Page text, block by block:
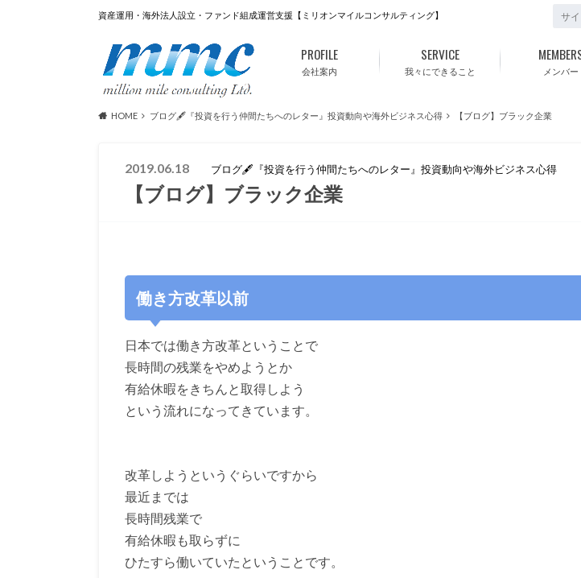
資産運用・海外法人設立・ファンド組成運営支援【ミリオンマイルコンサルティング】
会社案内
PROFILE
我々にできること
SERVICE
メンバー
HOME ブログ🖋『投資を行う仲間たちへのレター』投資動向や海外ビジネス心得 【ブログ】ブラック企業
2019.06.18 ブログ🖋『投資を行う仲間たちへのレター』投資動向や海外ビジネス心得
【ブログ】ブラック企業
働き方改革以前
日本では働き方改革ということで
長時間の残業をやめようとか
有給休暇をきちんと取得しよう
という流れになってきています。
改革しようというぐらいですから
最近までは
長時間残業で
有給休暇も取らずに
ひたすら働いていたということです。